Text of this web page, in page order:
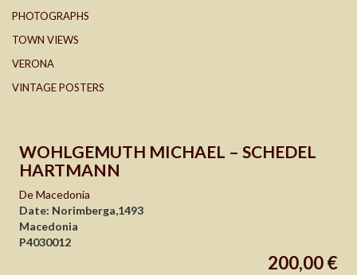
PHOTOGRAPHS
TOWN VIEWS
VERONA
VINTAGE POSTERS
WOHLGEMUTH MICHAEL – SCHEDEL
HARTMANN
De Macedonia
Date: Norimberga,1493
Macedonia
P4030012
200,00 €